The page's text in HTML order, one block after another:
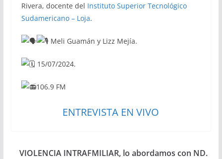
Rivera, docente del Instituto Superior Tecnológico
Sudamericano – Loja.
Meli Guamán y Lizz Mejía.
15/07/2024.
106.9 FM
ENTREVISTA EN VIVO
VIOLENCIA INTRAFMILIAR, lo abordamos con ND.